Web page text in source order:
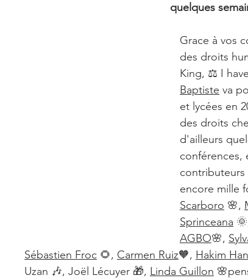
Grande histoire des
Ils ont changé les droits humains
Equipe Humains
Humains en action aime &
quelques
Grace à vos
des droits
King, ⚖️ I
Baptiste va
et lycées en
des droits
d'ailleurs
conférences,
contributeurs
encore mille
Scarboro 🌸,
Sprinceana
AGBO🌸,
Sébastien Froc 🌻, Carmen Ruiz🧡, Hakim
Uzan 🎶, Joël Lécuyer 🎁, Linda Guillon